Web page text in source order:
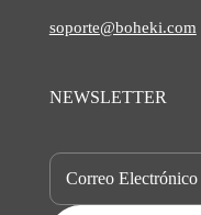
soporte@boheki.com
NEWSLETTER